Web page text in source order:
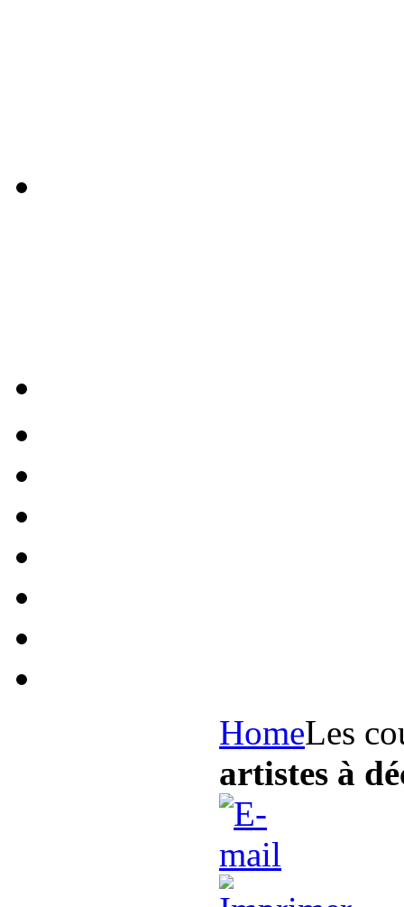
HomeLes
artistes à